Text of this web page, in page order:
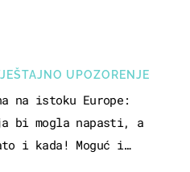
UPOZORENJE
na istoku Europe:
bi mogla napasti, a
i kada! Moguć i